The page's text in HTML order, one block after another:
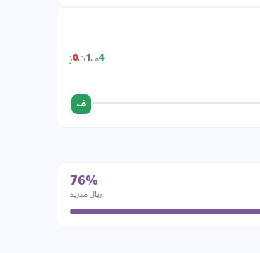
4ف 1ت0خ
ف
76%
ريال مدريد